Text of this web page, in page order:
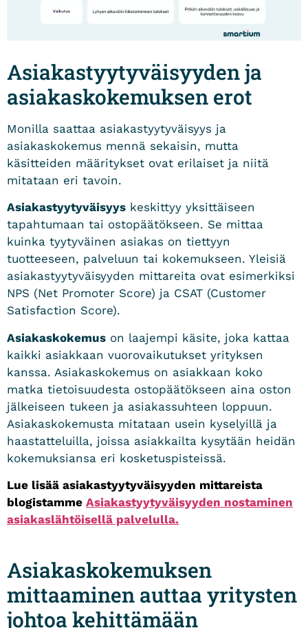
Asiakastyytyväisyyden ja
asiakaskokemuksen erot
Monilla saattaa asiakastyytyväisyys ja
asiakaskokemus mennä sekaisin, mutta
käsitteiden määritykset ovat erilaiset ja niitä
mitataan eri tavoin.
Asiakastyytyväisyys keskittyy yksittäiseen
tapahtumaan tai ostopäätökseen. Se mittaa
kuinka tyytyväinen asiakas on tiettyyn
tuotteeseen, palveluun tai kokemukseen. Yleisiä
asiakastyytyväisyyden mittareita ovat esimerkiksi
NPS (Net Promoter Score) ja CSAT (Customer
Satisfaction Score).
Asiakaskokemus on laajempi käsite, joka kattaa
kaikki asiakkaan vuorovaikutukset yrityksen
kanssa. Asiakaskokemus on asiakkaan koko
matka tietoisuudesta ostopäätökseen aina oston
jälkeiseen tukeen ja asiakassuhteen loppuun.
Asiakaskokemusta mitataan usein kyselyillä ja
haastatteluilla, joissa asiakkailta kysytään heidän
kokemuksiansa eri kosketuspisteissä.
Lue lisää asiakastyytyväisyyden mittareista
blogistamme Asiakastyytyväisyyden nostaminen
asiakaslähtöisellä palvelulla.
Asiakaskokemuksen
mittaaminen auttaa yritysten
johtoa kehittämään